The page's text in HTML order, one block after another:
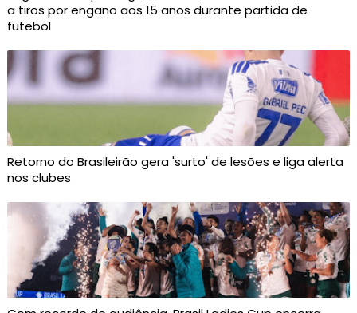
a tiros por engano aos 15 anos durante partida de
futebol
Retorno do Brasileirão gera 'surto' de lesões e liga alerta
nos clubes